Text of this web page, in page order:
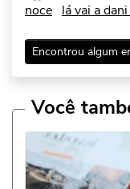
noce lá vai a
Encontrou algum
Você